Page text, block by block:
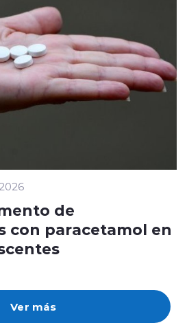
Ver más
de
con paracetamol en